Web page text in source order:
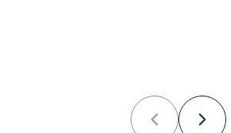
PreviousNext